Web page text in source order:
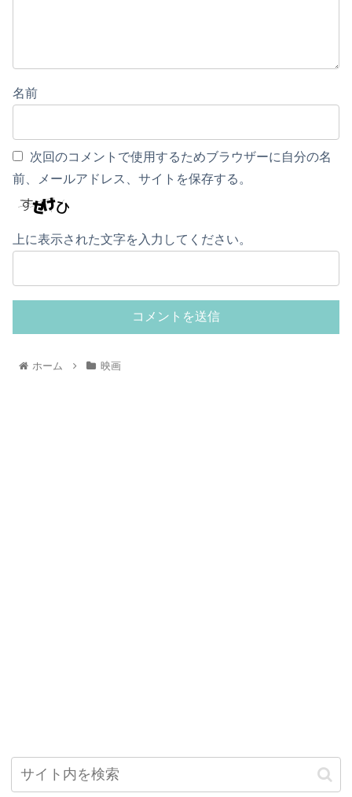
名前
次回のコメントで使用するためブラウザーに自分の名
前、メールアドレス、サイトを保存する。
上に表示された文字を入力してください。
ホーム 映画